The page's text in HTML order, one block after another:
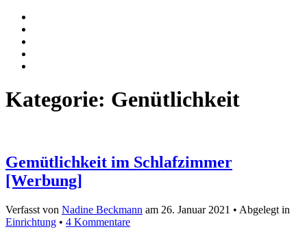
Kategorie: Genütlichkeit
Gemütlichkeit im Schlafzimmer
[Werbung]
Verfasst von Nadine Beckmann am 26. Januar 2021 • Abgelegt in
Einrichtung • 4 Kommentare